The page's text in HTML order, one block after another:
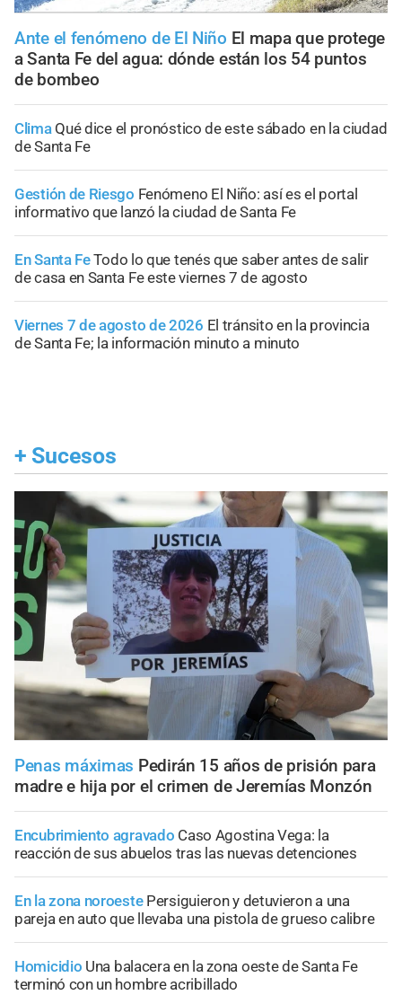
Ante el fenómeno de El Niño El mapa que protege
a Santa Fe del agua: dónde están los 54 puntos
de bombeo
Clima Qué dice el pronóstico de este sábado en la ciudad
de Santa Fe
Gestión de Riesgo Fenómeno El Niño: así es el portal
informativo que lanzó la ciudad de Santa Fe
En Santa FeTodo lo que tenés que saber antes de salir
de casa en Santa Fe este viernes 7 de agosto
Viernes 7 de agosto de 2026 El tránsito en la provincia
de Santa Fe; la información minuto a minuto
+ Sucesos
Penas máximas Pedirán 15 años de prisión para
madre e hija por el crimen de Jeremías Monzón
Encubrimiento agravado Caso Agostina Vega: la
reacción de sus abuelos tras las nuevas detenciones
En la zona noroeste Persiguieron y detuvieron a una
pareja en auto que llevaba una pistola de grueso calibre
Homicidio Una balacera en la zona oeste de Santa Fe
terminó con un hombre acribillado